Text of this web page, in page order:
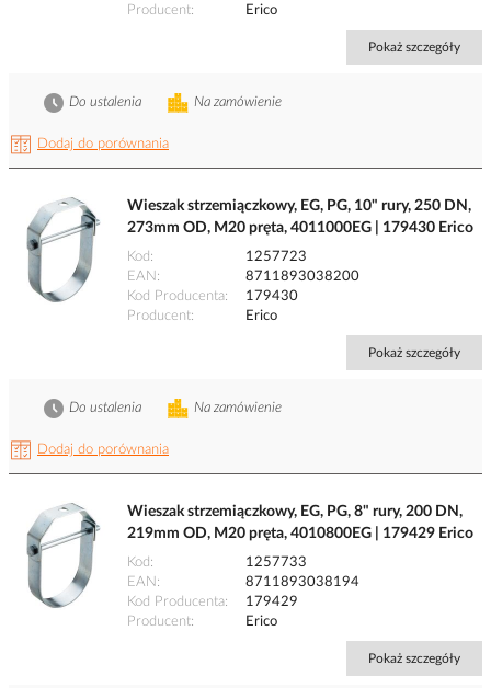
Producent
Erico
Pokaż szczegóły
Dodaj do porównania
Na zamówienie
Do ustalenia
Wieszak strzemiączkowy, EG, PG, 10" rury, 250 DN,
273mm OD, M20 pręta, 4011000EG | 179430 Erico
Kod
1257723
EAN
8711893038200
Kod Producenta
179430
Producent
Erico
Pokaż szczegóły
Dodaj do porównania
Na zamówienie
Do ustalenia
Wieszak strzemiączkowy, EG, PG, 8" rury, 200 DN,
219mm OD, M20 pręta, 4010800EG | 179429 Erico
Kod
1257733
EAN
8711893038194
Kod Producenta
179429
Producent
Erico
Pokaż szczegóły